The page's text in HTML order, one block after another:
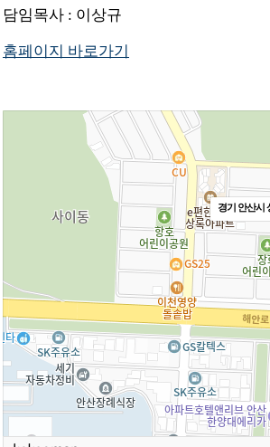
담임목사 : 이상규
홈페이지 바로가기
경기 안산시